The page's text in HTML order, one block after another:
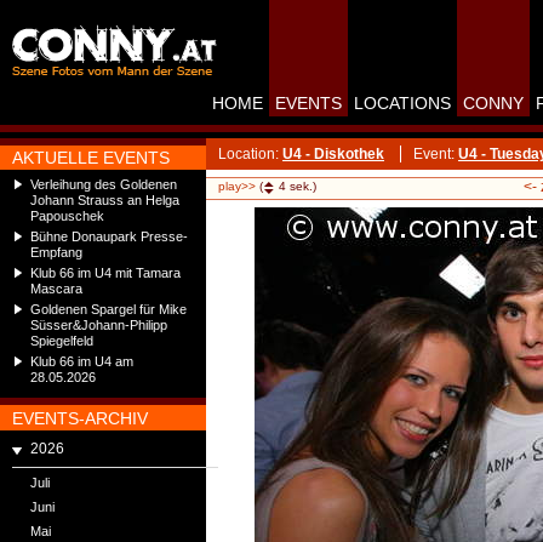
AKTUELLE EVENTS
Verleihung des Goldenen
Johann Strauss an Helga
Papouschek
Bühne Donaupark Presse-
Empfang
Klub 66 im U4 mit Tamara
Mascara
Goldenen Spargel für Mike
Süsser&Johann-Philipp
Spiegelfeld
Klub 66 im U4 am
28.05.2026
EVENTS-ARCHIV
2026
Juli
Juni
Mai
HOME EVENTS LOCATIONS CONNY
Location: U4 - Diskothek Event: U4 -
play>> ( 4 sek.) <-